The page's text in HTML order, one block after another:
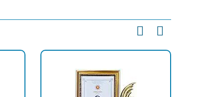
đổi ánh sáng mặt trời thành điện năng, giúp hoạt
động và tiết kiệm năng lượng, đèn trụ cổng năng